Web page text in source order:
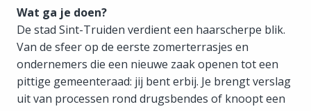
Wat ga je doen?
De stad Sint-Truiden verdient een haarscherpe blik.
Van de sfeer op de eerste zomerterrasjes en
ondernemers die een nieuwe zaak openen tot een
pittige gemeenteraad: jij bent erbij. Je brengt verslag
uit van processen rond drugsbendes of knoopt een